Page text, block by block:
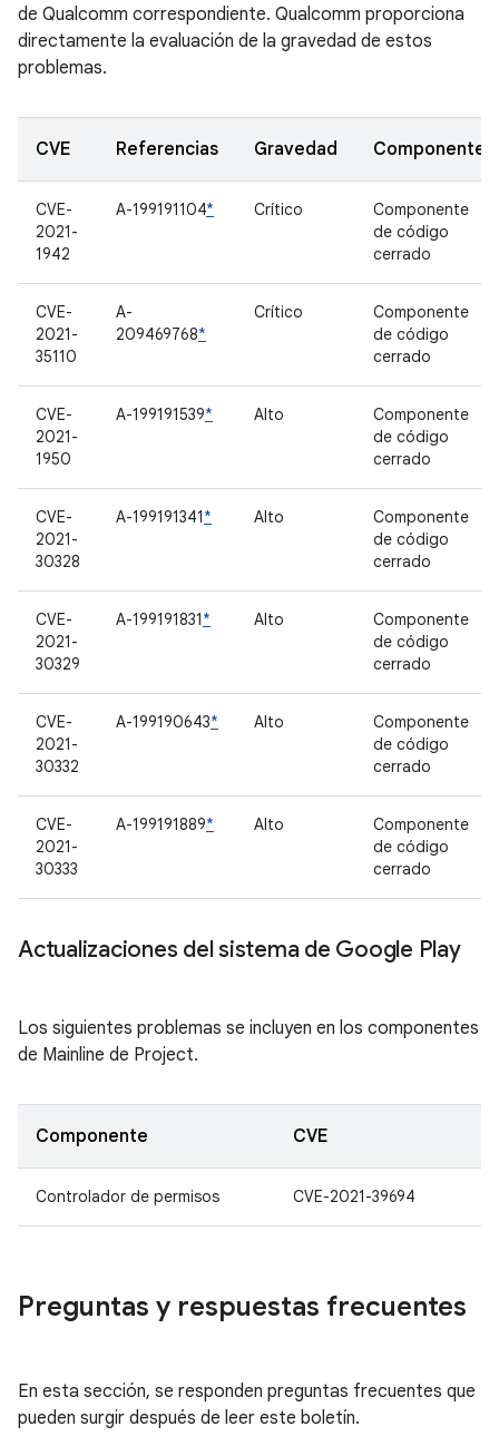
de Qualcomm correspondiente. Qualcomm proporciona
directamente la evaluación de la gravedad de estos
problemas.
CVE Referencias Gravedad Componente
CVE-
2021-
1942
A-199191104* Crítico
Componente
de código
cerrado
CVE-
2021-
35110
A-
209469768*
Crítico
Componente
de código
cerrado
CVE-
2021-
1950
A-199191539* Alto
Componente
de código
cerrado
CVE-
2021-
30328
A-199191341* Alto
Componente
de código
cerrado
CVE-
2021-
30329
A-199191831* Alto
Componente
de código
cerrado
CVE-
2021-
30332
A-199190643* Alto
Componente
de código
cerrado
CVE-
2021-
30333
A-199191889* Alto
Componente
de código
cerrado
Actualizaciones del sistema de Google Play
Los siguientes problemas se incluyen en los componentes
de Mainline de Project.
Componente CVE
Controlador de permisos CVE-2021-39694
Preguntas y respuestas frecuentes
En esta sección, se responden preguntas frecuentes que
pueden surgir después de leer este boletín.